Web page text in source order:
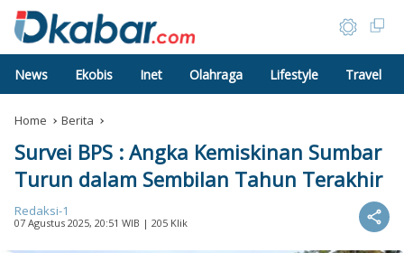
News Ekobis Inet Olahraga Lifestyle Travel
Home Berita
Survei BPS : Angka Kemiskinan Sumbar
Turun dalam Sembilan Tahun Terakhir
Redaksi-1
07 Agustus 2025, 20:51 WIB | 205 Klik